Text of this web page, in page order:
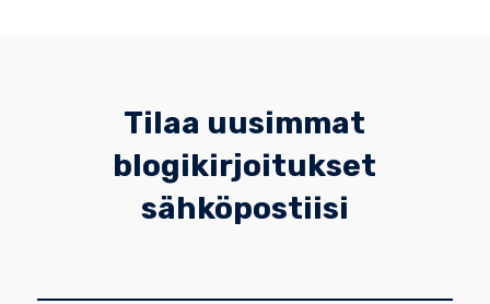
Tilaa uusimmat
blogikirjoitukset
sähköpostiisi